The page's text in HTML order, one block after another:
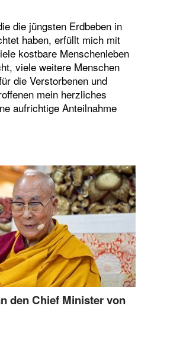
die jüngsten Erdbeben in
haben, erfüllt mich mit
kostbare Menschenleben
viele weitere Menschen
die Verstorbenen und
mein herzliches
aufrichtige Anteilnahme
den Chief Minister von